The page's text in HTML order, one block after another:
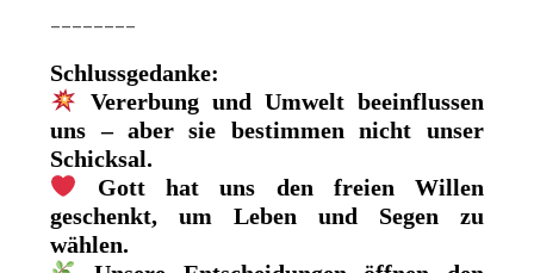
Schlussgedanke:
Vererbung und Umwelt beeinflussen
uns – aber sie bestimmen nicht unser
Schicksal.
Gott hat uns den freien Willen
geschenkt, um Leben und Segen zu
wählen.